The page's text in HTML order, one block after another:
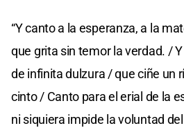
“Y canto a la esperanza, a la
que grita sin temor la verdad. /
de infinita dulzura / que ciñe un
cinto / Canto para el erial de la
ni siquiera impide la voluntad